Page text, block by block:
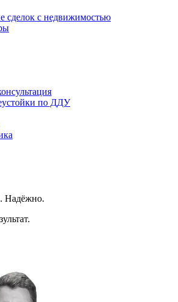
сделок с недвижимостью
по ДДУ
Надёжно.